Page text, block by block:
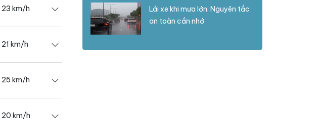
23 km/h
21 km/h
25 km/h
20 km/h
Lái xe khi mưa lớn: Nguyên tắc
an toàn cần nhớ